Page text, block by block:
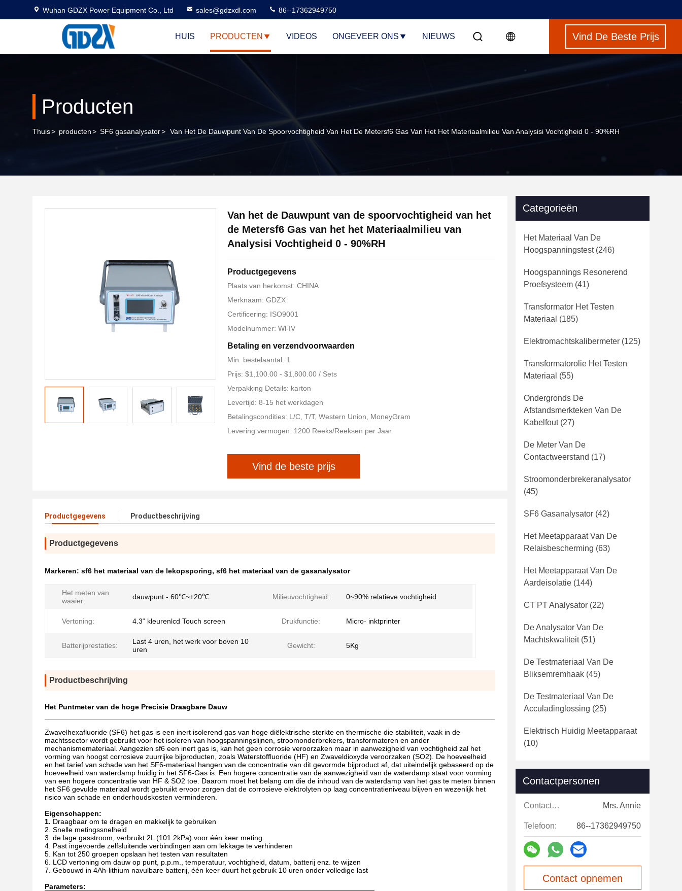
Wuhan GDZX Power Equipment Co., Ltd sales@gdzxdl.com 86--17362949750
HUIS PRODUCTEN VIDEOS ONGEVEER ONS NIEUWS Vind De Beste Prijs
Producten
Thuis> producten> SF6 gasanalysator> Van Het De Dauwpunt Van De Spoorvochtigheid Van Het De Metersf6 Gas Van Het Het Materiaalmilieu Van Analysisi Vochtigheid 0 - 90%RH
Van het de Dauwpunt van de spoorvochtigheid van het
de Metersf6 Gas van het het Materiaalmilieu van
Analysisi Vochtigheid 0 - 90%RH
Productgegevens
Plaats van herkomst: CHINA
Merknaam: GDZX
Certificering: ISO9001
Modelnummer: Wl-IV
Betaling en verzendvoorwaarden
Min. bestelaantal: 1
Prijs: $1,100.00 - $1,800.00 / Sets
Verpakking Details: karton
Levertijd: 8-15 het werkdagen
Betalingscondities: L/C, T/T, Western Union, MoneyGram
Levering vermogen: 1200 Reeks/Reeksen per Jaar
Vind de beste prijs
Productgegevens Productbeschrijving
Productgegevens
Markeren: sf6 het materiaal van de lekopsporing, sf6 het materiaal van de gasanalysator
Het meten van
waaier:
dauwpunt - 60℃~+20℃ Milieuvochtigheid: 0~90% relatieve vochtigheid
Vertoning: 4.3“ kleurenlcd Touch screen Drukfunctie: Micro- inktprinter
Batterijprestaties:
Last 4 uren, het werk voor boven 10
uren
Gewicht: 5Kg
Productbeschrijving
Het Puntmeter van de hoge Precisie Draagbare Dauw
Zwavelhexafluoride (SF6) het gas is een inert isolerend gas van hoge diëlektrische sterkte en thermische die stabiliteit, vaak in de
machtssector wordt gebruikt voor het isoleren van hoogspanningslijnen, stroomonderbrekers, transformatoren en ander
mechanismemateriaal. Aangezien sf6 een inert gas is, kan het geen corrosie veroorzaken maar in aanwezigheid van vochtigheid zal het
vorming van hoogst corrosieve zuurrijke bijproducten, zoals Waterstoffluoride (HF) en Zwaveldioxyde veroorzaken (SO2). De hoeveelheid
en het tarief van schade van het SF6-materiaal hangen van de concentratie van dit gevormde bijproduct af, dat uiteindelijk gebaseerd op de
hoeveelheid van waterdamp huidig in het SF6-Gas is. Een hogere concentratie van de aanwezigheid van de waterdamp staat voor vorming
van een hogere concentratie van HF & SO2 toe. Daarom moet het belang om die de inhoud van de waterdamp van het gas te meten binnen
het SF6 gevulde materiaal wordt gebruikt ervoor zorgen dat de corrosieve elektrolyten op laag concentratieniveau blijven en wezenlijk het
risico van schade en onderhoudskosten verminderen.
Eigenschappen:
1. Draagbaar om te dragen en makkelijk te gebruiken
2. Snelle metingssnelheid
3. de lage gasstroom, verbruikt 2L (101.2kPa) voor één keer meting
4. Past ingevoerde zelfsluitende verbindingen aan om lekkage te verhinderen
5. Kan tot 250 groepen opslaan het testen van resultaten
6. LCD vertoning om dauw op punt, p.p.m., temperatuur, vochtigheid, datum, batterij enz. te wijzen
7. Gebouwd in 4Ah-lithium navulbare batterij, één keer duurt het gebruik 10 uren onder volledige last
Parameters:
Categorieën
Het Materiaal Van De
Hoogspanningstest(246)
Hoogspannings Resonerend
Proefsysteem (41)
Transformator Het Testen
Materiaal (185)
Elektromachtskalibermeter (125)
Transformatorolie Het Testen
Materiaal (55)
Ondergronds De
Afstandsmerkteken Van De
Kabelfout(27)
De Meter Van De
Contactweerstand (17)
Stroomonderbrekeranalysator
(45)
SF6 Gasanalysator (42)
Het Meetapparaat Van De
Relaisbescherming (63)
Het Meetapparaat Van De
Aardeisolatie (144)
CT PT Analysator (22)
De Analysator Van De
Machtskwaliteit(51)
De Testmateriaal Van De
Bliksemremhaak (45)
De Testmateriaal Van De
Acculadinglossing (25)
Elektrisch Huidig Meetapparaat
(10)
Contactpersonen
Contactpersonen: Mrs. Annie
Telefoon: 86--17362949750
Contact opnemen